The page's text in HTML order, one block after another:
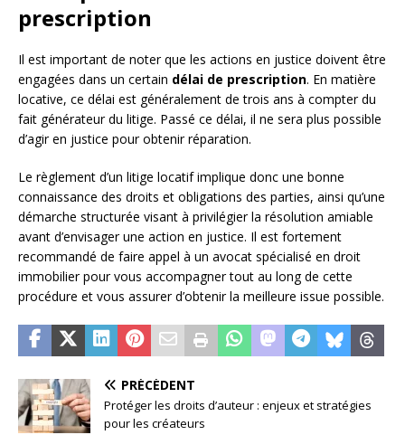
prescription
Il est important de noter que les actions en justice doivent être
engagées dans un certain délai de prescription. En matière
locative, ce délai est généralement de trois ans à compter du
fait générateur du litige. Passé ce délai, il ne sera plus possible
d’agir en justice pour obtenir réparation.
Le règlement d’un litige locatif implique donc une bonne
connaissance des droits et obligations des parties, ainsi qu’une
démarche structurée visant à privilégier la résolution amiable
avant d’envisager une action en justice. Il est fortement
recommandé de faire appel à un avocat spécialisé en droit
immobilier pour vous accompagner tout au long de cette
procédure et vous assurer d’obtenir la meilleure issue possible.
PRÉCÉDENT
Protéger les droits d’auteur : enjeux et stratégies
pour les créateurs